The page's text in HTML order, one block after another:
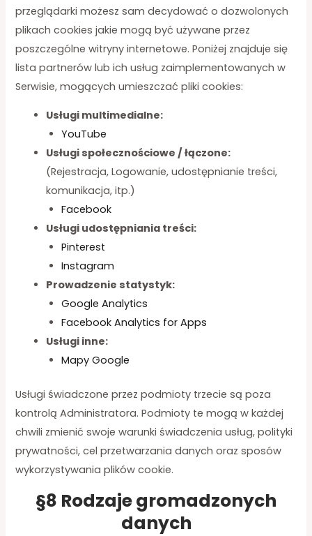
przeglądarki możesz sam decydować o dozwolonych
plikach cookies jakie mogą być używane przez
poszczególne witryny internetowe. Poniżej znajduje się
lista partnerów lub ich usług zaimplementowanych w
Serwisie, mogących umieszczać pliki cookies:
Usługi multimedialne:
YouTube
Usługi społecznościowe / łączone:
(Rejestracja, Logowanie, udostępnianie treści,
komunikacja, itp.)
Facebook
Usługi udostępniania treści:
Pinterest
Instagram
Prowadzenie statystyk:
Google Analytics
Facebook Analytics for Apps
Usługi inne:
Mapy Google
Usługi świadczone przez podmioty trzecie są poza
kontrolą Administratora. Podmioty te mogą w każdej
chwili zmienić swoje warunki świadczenia usług, polityki
prywatności, cel przetwarzania danych oraz sposów
wykorzystywania plików cookie.
§8 Rodzaje gromadzonych
danych